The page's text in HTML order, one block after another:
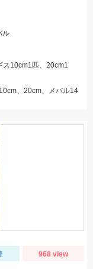
ル
ス10cm1匹、20cm1
、20cm、メバル14
968 view